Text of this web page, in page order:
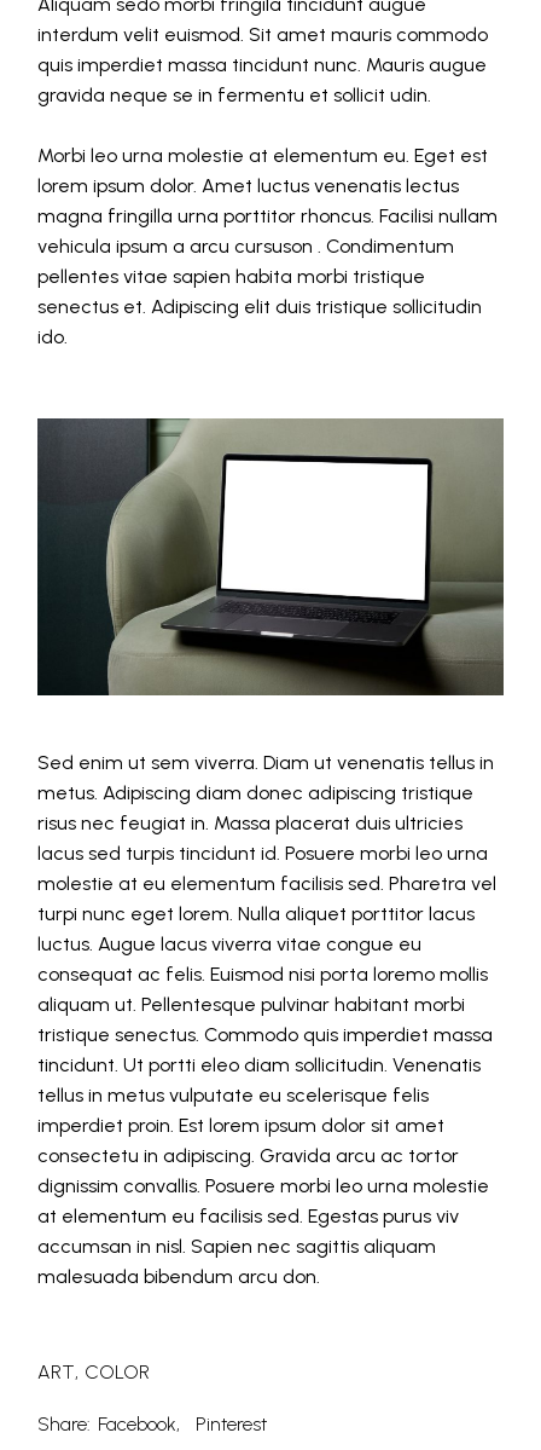
interdum velit euismod. Sit amet mauris commodo
quis imperdiet massa tincidunt nunc. Mauris augue
gravida neque se in fermentu et sollicit udin.
Morbi leo urna molestie at elementum eu. Eget est
lorem ipsum dolor. Amet luctus venenatis lectus
magna fringilla urna porttitor rhoncus. Facilisi nullam
vehicula ipsum a arcu cursuson . Condimentum
pellentes vitae sapien habita morbi tristique
senectus et. Adipiscing elit duis tristique sollicitudin
ido.
Sed enim ut sem viverra. Diam ut venenatis tellus in
metus. Adipiscing diam donec adipiscing tristique
risus nec feugiat in. Massa placerat duis ultricies
lacus sed turpis tincidunt id. Posuere morbi leo urna
molestie at eu elementum facilisis sed. Pharetra vel
turpi nunc eget lorem. Nulla aliquet porttitor lacus
luctus. Augue lacus viverra vitae congue eu
consequat ac felis. Euismod nisi porta loremo mollis
aliquam ut. Pellentesque pulvinar habitant morbi
tristique senectus. Commodo quis imperdiet massa
tincidunt. Ut portti eleo diam sollicitudin. Venenatis
tellus in metus vulputate eu scelerisque felis
imperdiet proin. Est lorem ipsum dolor sit amet
consectetu in adipiscing. Gravida arcu ac tortor
dignissim convallis. Posuere morbi leo urna molestie
at elementum eu facilisis sed. Egestas purus viv
accumsan in nisl. Sapien nec sagittis aliquam
malesuada bibendum arcu don.
ART COLOR
Share: Facebook Pinterest